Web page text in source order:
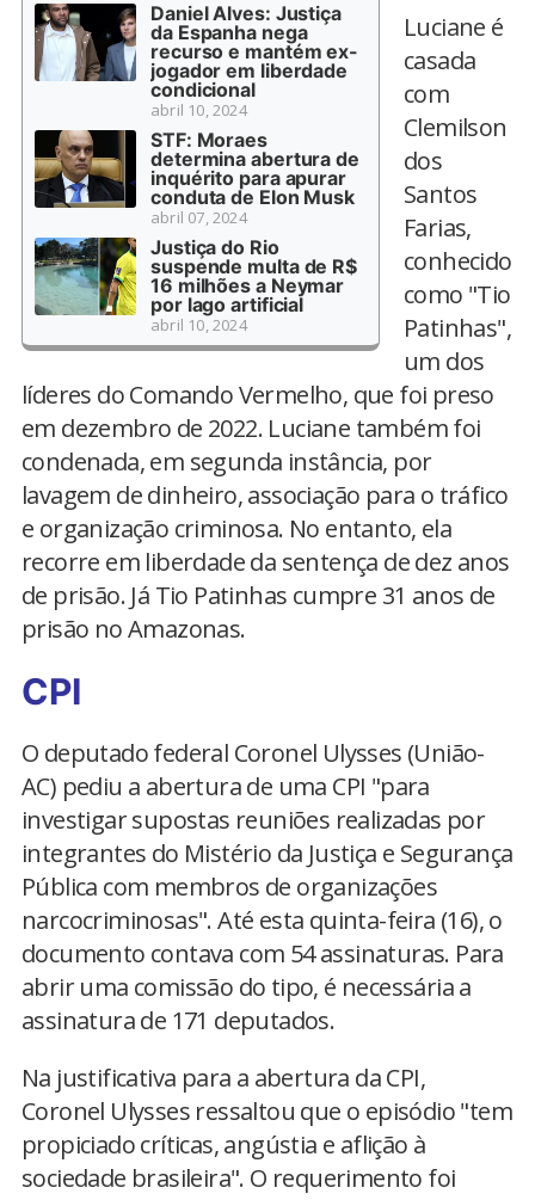
Daniel Alves: Justiça
da Espanha nega
recurso e mantém ex-
jogador em liberdade
condicional
abril 10, 2024
STF: Moraes
determina abertura de
inquérito para apurar
conduta de Elon Musk
abril 07, 2024
Justiça do Rio
suspende multa de R$
16 milhões a Neymar
por lago artificial
abril 10, 2024
Luciane é
casada
com
Clemilson
dos
Santos
Farias,
conhecido
como "Tio
Patinhas",
um dos
líderes do Comando Vermelho, que foi preso
em dezembro de 2022. Luciane também foi
condenada, em segunda instância, por
lavagem de dinheiro, associação para o tráfico
e organização criminosa. No entanto, ela
recorre em liberdade da sentença de dez anos
de prisão. Já Tio Patinhas cumpre 31 anos de
prisão no Amazonas.
CPI
O deputado federal Coronel Ulysses (União-
AC) pediu a abertura de uma CPI "para
investigar supostas reuniões realizadas por
integrantes do Mistério da Justiça e Segurança
Pública com membros de organizações
narcocriminosas". Até esta quinta-feira (16), o
documento contava com 54 assinaturas. Para
abrir uma comissão do tipo, é necessária a
assinatura de 171 deputados.
Na justificativa para a abertura da CPI,
Coronel Ulysses ressaltou que o episódio "tem
propiciado críticas, angústia e aflição à
sociedade brasileira". O requerimento foi